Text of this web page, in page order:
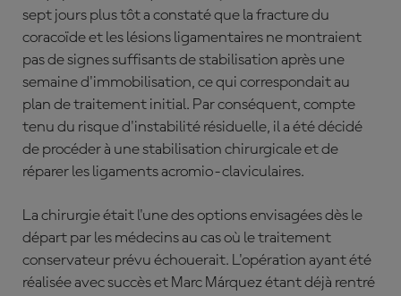
sept jours plus tôt a constaté que la fracture du
coracoïde et les lésions ligamentaires ne montraient
pas de signes suffisants de stabilisation après une
semaine d'immobilisation, ce qui correspondait au
plan de traitement initial. Par conséquent, compte
tenu du risque d'instabilité résiduelle, il a été décidé
de procéder à une stabilisation chirurgicale et de
réparer les ligaments acromio-claviculaires.
La chirurgie était l'une des options envisagées dès le
départ par les médecins au cas où le traitement
conservateur prévu échouerait. L'opération ayant été
réalisée avec succès et Marc Márquez étant déjà rentré